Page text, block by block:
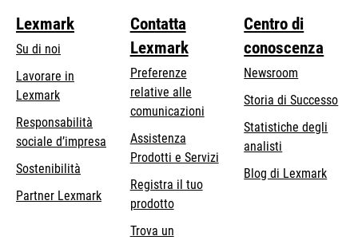
Lexmark
Su di noi
Lavorare in
Lexmark
Responsabilità
sociale d’impresa
scheda
Sostenibilità
Partner Lexmark
Contatta
Lexmark
Preferenze
relative alle
comunicazioni
Assistenza
Prodotti e Servizi
Registra il tuo
prodotto
Trova un
Centro di
conoscenza
Newsroom
Storia di Successo
Statistiche degli
analisti
Blog di Lexmark